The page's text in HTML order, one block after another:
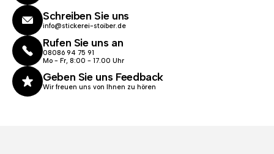
Schreiben Sie uns
info@stickerei-stoiber.de
Rufen Sie uns an
08086 94 75 91
Mo - Fr, 8:00 - 17.00 Uhr
Geben Sie uns Feedback
Wir freuen uns von Ihnen zu hören